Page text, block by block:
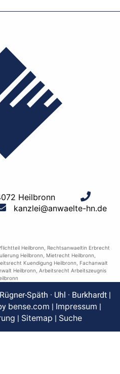
Heilbronn
kanzlei@anwaelte-hn.de
Heilbronn
Rechtsanwaeltin Erbrecht
Heilbronn Mietrecht Heilbronn
Kuendigung Heilbronn
Fachanwalt
Heilbronn Arbeitsrecht Arbeitszeugnis
Späth · Uhl · Burkhardt |
bense.com | Impressum |
| Sitemap | Suche